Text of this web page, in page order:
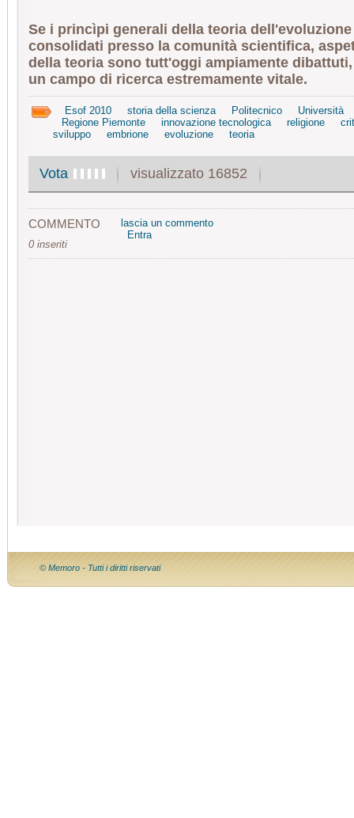
Se i princìpi generali della teoria
consolidati presso la comunità scientifica,
della teoria sono tutt'oggi ampiamente
un campo di ricerca estremamente vitale.
Esof 2010 storia della scienza Politecnico
Università
Regione Piemonte
innovazione tecnologica religione
sviluppo
embrione evoluzione teoria
Vota visualizzato 16852
COMMENTO
0 inseriti
lascia un commento
Entra
© Memoro - Tutti i diritti riservati